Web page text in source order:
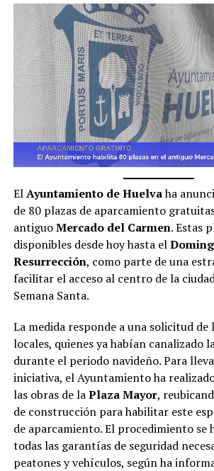
ElAyuntamiento de Huelvaha
de 80 plazas de aparcamiento
antiguoMercado del Carmen. Estas
disponibles desde hoy hasta el
Resurrección, como parte de una
facilitar el acceso al centro de la
Semana Santa.
La medida responde a una solicitud de
locales, quienes ya habían canalizado
durante el periodo navideño. Para
iniciativa, el Ayuntamiento ha
las obras de laPlaza Mayor,
de construcción para habilitar este
de aparcamiento. El procedimiento se
todas las garantías de seguridad
peatones y vehículos, según ha